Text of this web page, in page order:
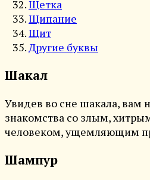
Щетка
Щипание
Щит
Другие буквы
Шакал
Увидев во сне шакала, вам
знакомства со злым,
человеком, ущемляющим
Шампур